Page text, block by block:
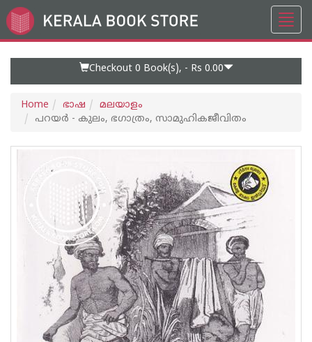
Go
to
Checkout 0 Book(s), - Rs 0.00
Home ഭാഷ
മലയാളം
പറയർ - കുലം, ഭഗാത്രം, സാമുഹികജീവിതം